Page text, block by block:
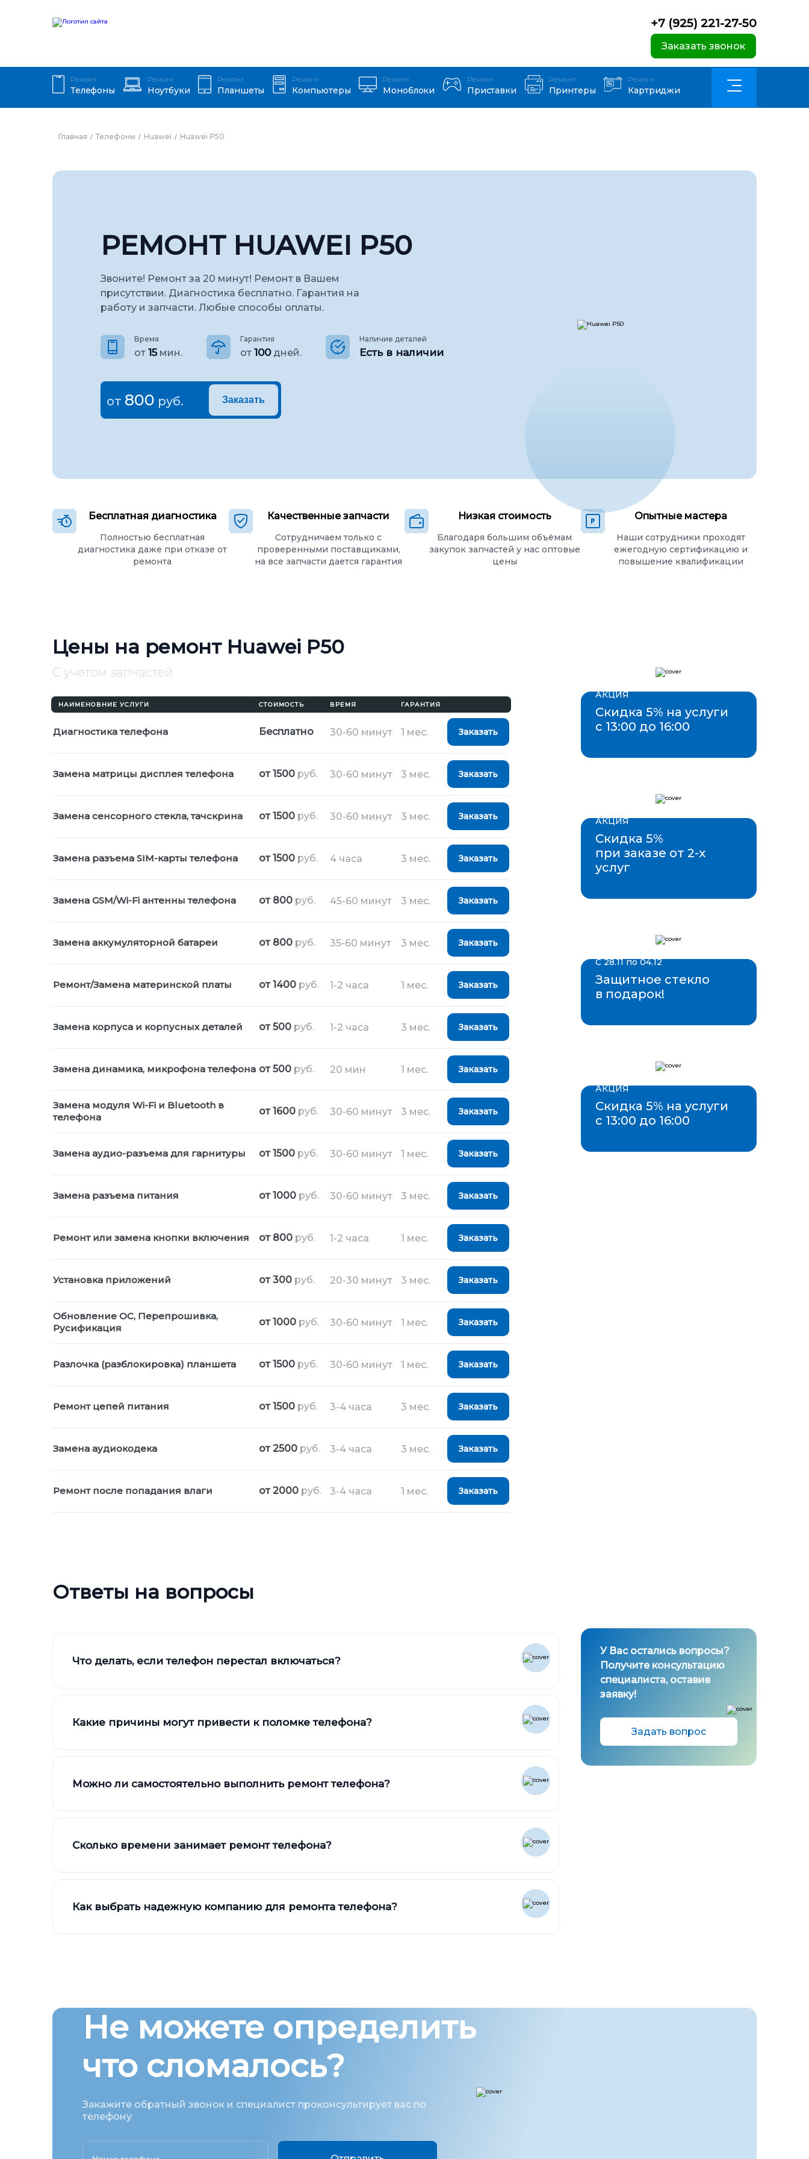
+7 (925) 221-27-50
Заказать звонок
Ремонт
Телефоны
Ремонт
Ноутбуки
Ремонт
Планшеты
Ремонт
Компьютеры
Ремонт
Моноблоки
Ремонт
Приставки
Ремонт
Принтеры
Ремонт
Картриджи
Главная Телефоны Huawei Huawei P50
РЕМОНТ HUAWEI P50
Звоните! Ремонт за 20 минут! Ремонт в Вашем
присутствии. Диагностика бесплатно. Гарантия на
работу и запчасти. Любые способы оплаты.
Время
от 15мин.
Гарантия
от 100дней.
Наличие деталей
Есть в наличии
от 800 руб. Заказать
Бесплатная диагностика
Полностью бесплатная
диагностика даже при отказе от
ремонта
Качественные запчасти
Сотрудничаем только с
проверенными поставщиками,
на все запчасти дается гарантия
Низкая стоимость
Благодаря большим объёмам
закупок запчастей у нас оптовые
цены
Опытные мастера
Наши сотрудники проходят
ежегодную сертификацию и
повышение квалификации
Цены на ремонт Huawei P50
С учетом запчастей
НАИМЕНОВНИЕ УСЛУГИ СТОИМОСТЬ ВРЕМЯ ГАРАНТИЯ
Диагностика телефона Бесплатно 30-60 минут 1 мес. Заказать
Замена матрицы дисплея телефона от 1500 руб. 30-60 минут 3 мес. Заказать
Замена сенсорного стекла, тачскрина от 1500 руб. 30-60 минут 3 мес. Заказать
Замена разъема SIM-карты телефона от 1500 руб. 4 часа 3 мес. Заказать
Замена GSM/Wi-Fi антенны телефона от 800 руб. 45-60 минут 3 мес. Заказать
Замена аккумуляторной батареи от 800 руб. 35-60 минут 3 мес. Заказать
Ремонт/Замена материнской платы от 1400 руб. 1-2 часа 1 мес. Заказать
Замена корпуса и корпусных деталей от 500 руб. 1-2 часа 3 мес. Заказать
Замена динамика, микрофона телефона от 500 руб. 20 мин 1 мес. Заказать
Замена модуля Wi-Fi и Bluetooth в
телефона
от 1600 руб. 30-60 минут 3 мес. Заказать
Замена аудио-разъема для гарнитуры от 1500 руб. 30-60 минут 1 мес. Заказать
Замена разъема питания от 1000 руб. 30-60 минут 3 мес. Заказать
Ремонт или замена кнопки включения от 800 руб. 1-2 часа 1 мес. Заказать
Установка приложений от 300 руб. 20-30 минут 3 мес. Заказать
Обновление ОС, Перепрошивка,
Русификация
от 1000 руб. 30-60 минут 1 мес. Заказать
Разлочка (разблокировка) планшета от 1500 руб. 30-60 минут 1 мес. Заказать
Ремонт цепей питания от 1500 руб. 3-4 часа 3 мес. Заказать
Замена аудиокодека от 2500 руб. 3-4 часа 3 мес. Заказать
Ремонт после попадания влаги от 2000 руб. 3-4 часа 1 мес. Заказать
АКЦИЯ
Скидка 5% на услуги
с 13:00 до 16:00
АКЦИЯ
Скидка 5%
при заказе от 2-х
услуг
С 28.11 по 04.12
Защитное стекло
в подарок!
АКЦИЯ
Скидка 5% на услуги
с 13:00 до 16:00
Ответы на вопросы
Что делать, если телефон перестал включаться?
Какие причины могут привести к поломке телефона?
Можно ли самостоятельно выполнить ремонт телефона?
Сколько времени занимает ремонт телефона?
Как выбрать надежную компанию для ремонта телефона?
У Вас остались вопросы?
Получите консультацию
специалиста, оставив
заявку!
Задать вопрос
Не можете определить
что сломалось?
Закажите обратный звонок и специалист проконсультирует вас по
телефону